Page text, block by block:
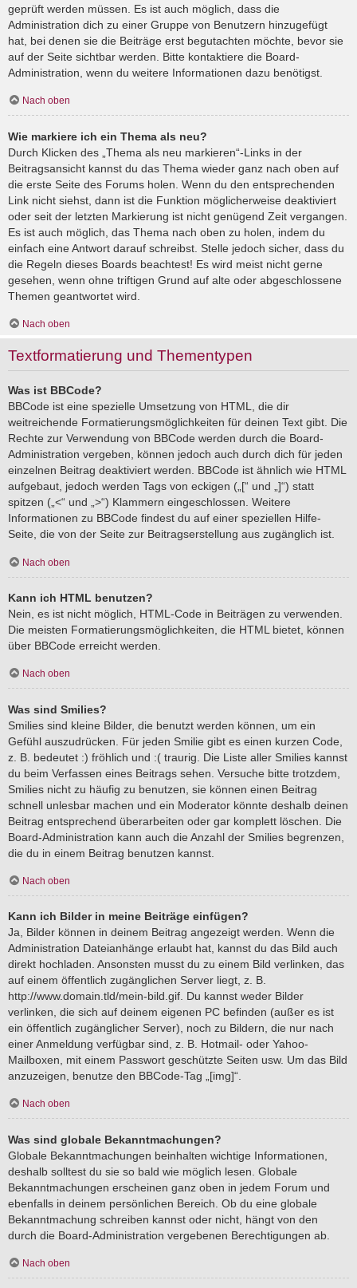
geprüft werden müssen. Es ist auch möglich, dass die
Administration dich zu einer Gruppe von Benutzern hinzugefügt
hat, bei denen sie die Beiträge erst begutachten möchte, bevor sie
auf der Seite sichtbar werden. Bitte kontaktiere die Board-
Administration, wenn du weitere Informationen dazu benötigst.
Nach oben
Wie markiere ich ein Thema als neu?
Durch Klicken des „Thema als neu markieren“-Links in der
Beitragsansicht kannst du das Thema wieder ganz nach oben auf
die erste Seite des Forums holen. Wenn du den entsprechenden
Link nicht siehst, dann ist die Funktion möglicherweise deaktiviert
oder seit der letzten Markierung ist nicht genügend Zeit vergangen.
Es ist auch möglich, das Thema nach oben zu holen, indem du
einfach eine Antwort darauf schreibst. Stelle jedoch sicher, dass du
die Regeln dieses Boards beachtest! Es wird meist nicht gerne
gesehen, wenn ohne triftigen Grund auf alte oder abgeschlossene
Themen geantwortet wird.
Nach oben
Textformatierung und Thementypen
Was ist BBCode?
BBCode ist eine spezielle Umsetzung von HTML, die dir
weitreichende Formatierungsmöglichkeiten für deinen Text gibt. Die
Rechte zur Verwendung von BBCode werden durch die Board-
Administration vergeben, können jedoch auch durch dich für jeden
einzelnen Beitrag deaktiviert werden. BBCode ist ähnlich wie HTML
aufgebaut, jedoch werden Tags von eckigen („[“ und „]“) statt
spitzen („<“ und „>“) Klammern eingeschlossen. Weitere
Informationen zu BBCode findest du auf einer speziellen Hilfe-
Seite, die von der Seite zur Beitragserstellung aus zugänglich ist.
Nach oben
Kann ich HTML benutzen?
Nein, es ist nicht möglich, HTML-Code in Beiträgen zu verwenden.
Die meisten Formatierungsmöglichkeiten, die HTML bietet, können
über BBCode erreicht werden.
Nach oben
Was sind Smilies?
Smilies sind kleine Bilder, die benutzt werden können, um ein
Gefühl auszudrücken. Für jeden Smilie gibt es einen kurzen Code,
z. B. bedeutet :) fröhlich und :( traurig. Die Liste aller Smilies kannst
du beim Verfassen eines Beitrags sehen. Versuche bitte trotzdem,
Smilies nicht zu häufig zu benutzen, sie können einen Beitrag
schnell unlesbar machen und ein Moderator könnte deshalb deinen
Beitrag entsprechend überarbeiten oder gar komplett löschen. Die
Board-Administration kann auch die Anzahl der Smilies begrenzen,
die du in einem Beitrag benutzen kannst.
Nach oben
Kann ich Bilder in meine Beiträge einfügen?
Ja, Bilder können in deinem Beitrag angezeigt werden. Wenn die
Administration Dateianhänge erlaubt hat, kannst du das Bild auch
direkt hochladen. Ansonsten musst du zu einem Bild verlinken, das
auf einem öffentlich zugänglichen Server liegt, z. B.
http://www.domain.tld/mein-bild.gif. Du kannst weder Bilder
verlinken, die sich auf deinem eigenen PC befinden (außer es ist
ein öffentlich zugänglicher Server), noch zu Bildern, die nur nach
einer Anmeldung verfügbar sind, z. B. Hotmail- oder Yahoo-
Mailboxen, mit einem Passwort geschützte Seiten usw. Um das Bild
anzuzeigen, benutze den BBCode-Tag „[img]“.
Nach oben
Was sind globale Bekanntmachungen?
Globale Bekanntmachungen beinhalten wichtige Informationen,
deshalb solltest du sie so bald wie möglich lesen. Globale
Bekanntmachungen erscheinen ganz oben in jedem Forum und
ebenfalls in deinem persönlichen Bereich. Ob du eine globale
Bekanntmachung schreiben kannst oder nicht, hängt von den
durch die Board-Administration vergebenen Berechtigungen ab.
Nach oben